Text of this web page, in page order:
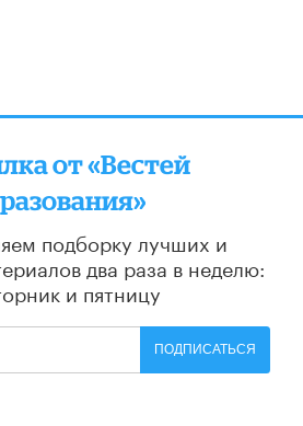
от «Вестей
подборку лучших и
два раза в неделю:
и пятницу
ПОДПИСАТЬСЯ